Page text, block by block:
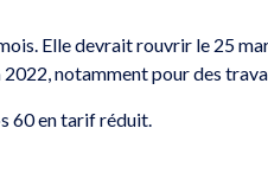
Elle devrait rouvrir le 25
notamment pour des
60 en tarif réduit.